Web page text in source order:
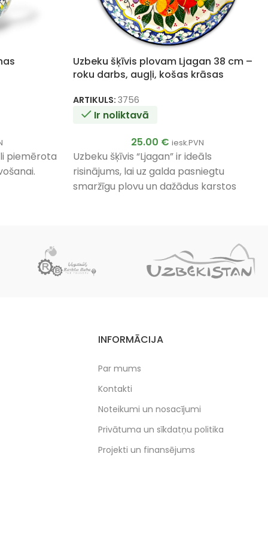
piemērota
Uzbeku šķīvis plovam Ljagan 38 cm –
roku darbs, augļi, košas krāsas
ARTIKULS: 3756
Ir noliktavā
25.00 € iesk.PVN
Uzbeku šķīvis “Ljagan” ir ideāls
risinājums, lai uz galda pasniegtu
smaržīgu plovu un dažādus karstos
INFORMĀCIJA
Par mums
Kontakti
Noteikumi un nosacījumi
Privātuma un sīkdatņu politika
Projekti un finansējums